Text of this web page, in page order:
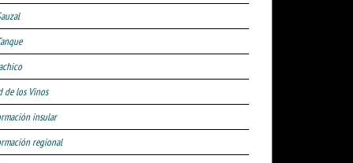
de los Vinos
insular
regional